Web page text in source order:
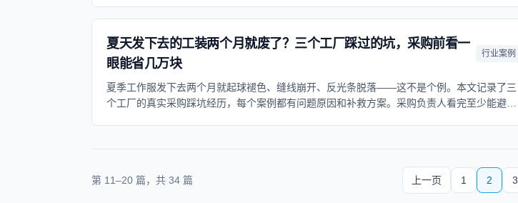
夏天发下去的工装两个月就废了？三个工厂踩过的坑，采购前看一
眼能省几万块
行业案例
夏季工作服发下去两个月就起球褪色、缝线崩开、反光条脱落——这不是个例。本文记录了三
个工厂的真实采购踩坑经历，每个案例都有问题原因和补救方案。采购负责人看完至少能避开
第 11–20 篇，共 34 篇 上一页 1 2 3